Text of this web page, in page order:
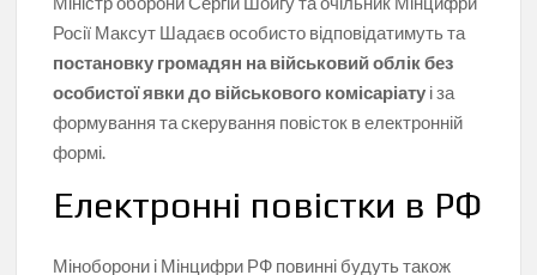
Росії Максут Шадаєв особисто відповідатимуть та
постановку громадян на військовий облік без
особистої явки до військового комісаріату і за
формування та скерування повісток в електронній
формі.
Електронні повістки в РФ
Міноборони і Мінцифри РФ повинні будуть також